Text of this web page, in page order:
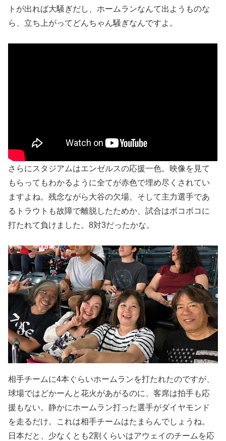
トが出れば大騒ぎだし、ホームランなんて出ようものな
ら、立ち上がってどんちゃん騒ぎなんですよ。
さらにスタジアムはエンゼルスの応援一色。映像を見て
もらってもわかるように全てが赤色で埋め尽くされてい
ますよね。残念ながら大谷の欠場、そして主力選手であ
るトラウトも故障で離脱したためか、試合はボコボコに
打たれて負けました。8対3だったかな。
相手チームに4本ぐらいホームランを打たれたのですが、
球場ではどかーんと花火があがるのに、客席は拍手も応
援もない。静かにホームラン打った選手がダイヤモンド
を走るだけ。これは相手チームはたまらんでしょうね。
日本だと、少なくとも2割くらいはアウェイのチームを応